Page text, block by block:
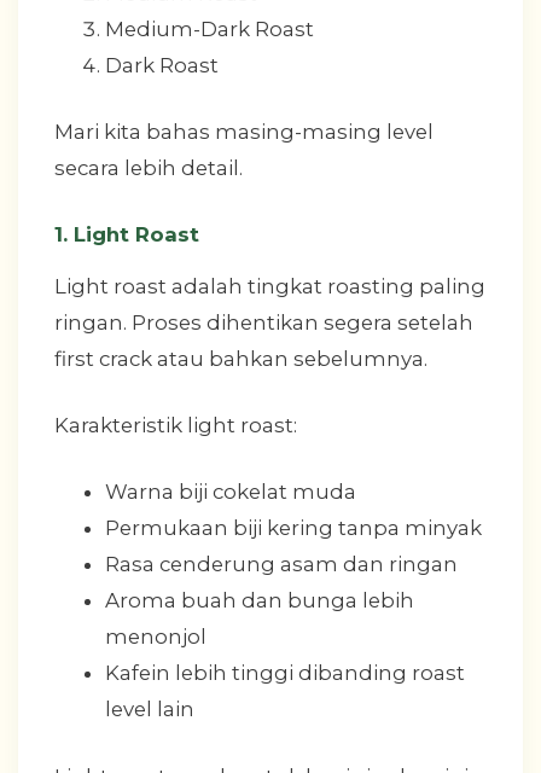
Medium-Dark Roast
Dark Roast
Mari kita bahas masing-masing level
secara lebih detail.
1. Light Roast
Light roast adalah tingkat roasting paling
ringan. Proses dihentikan segera setelah
first crack atau bahkan sebelumnya.
Karakteristik light roast:
Warna biji cokelat muda
Permukaan biji kering tanpa minyak
Rasa cenderung asam dan ringan
Aroma buah dan bunga lebih
menonjol
Kafein lebih tinggi dibanding roast
level lain